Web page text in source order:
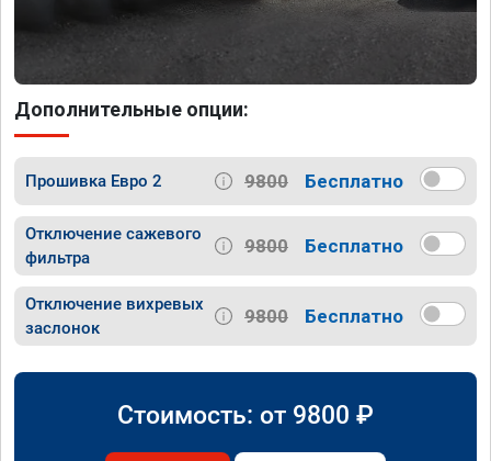
Дополнительные опции:
Прошивка Евро 2 9800 Бесплатно
Отключение сажевого
фильтра
9800 Бесплатно
Отключение вихревых
заслонок
9800 Бесплатно
Стоимость: от 9800 ₽